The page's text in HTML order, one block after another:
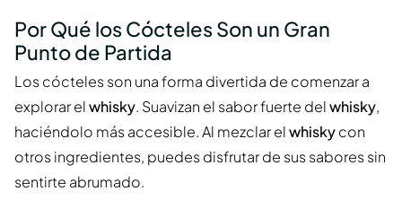
Por Qué los Cócteles Son un Gran
Punto de Partida
Los cócteles son una forma divertida de comenzar a
explorar elwhisky. Suavizan el sabor fuerte delwhisky,
haciéndolo más accesible. Al mezclar elwhiskycon
otros ingredientes, puedes disfrutar de sus sabores sin
sentirte abrumado.